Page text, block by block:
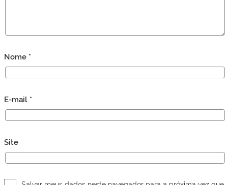
Nome *
E-mail *
Site